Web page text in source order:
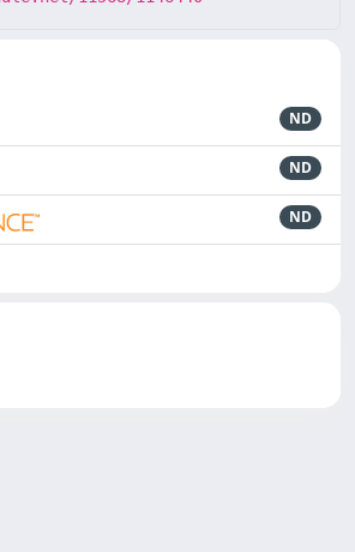
ND
ND
ND